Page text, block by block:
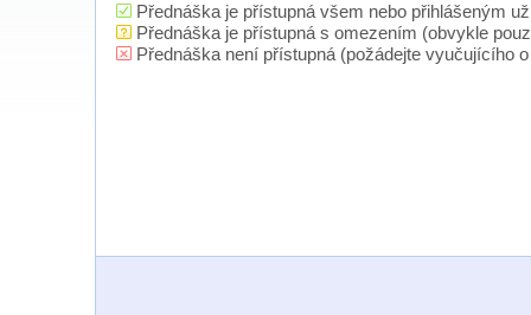
Přednáška je přístupná všem nebo přihlášeným
Přednáška je přístupná s omezením (obvykle
Přednáška není přístupná (požádejte vyučujícího